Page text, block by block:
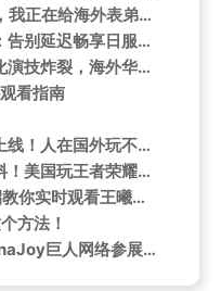
刷到《Kejora》跳票消息时，我正在给海外表弟支招怎么玩国服游戏
海外畅玩公主连结终极指南：告别延迟畅享日服国服！
震惊百万网友！李现新剧黑化演技炸裂，海外华人却因地区限制看不到？
看指南
蛋仔派对揪出捣蛋鬼新职业上线！人在国外玩不了蛋仔派对吗？
王者马年限定皮肤全家福爆料！美国玩王者荣耀国服延迟高黑屏闪退怎么办？
海外华人如何突破限制？3招教你实时观看王曦雨vs郭涵煜中网精彩对决
方法！
海外华人如何畅玩2025 ChinaJoy巨人网络参展游戏全攻略